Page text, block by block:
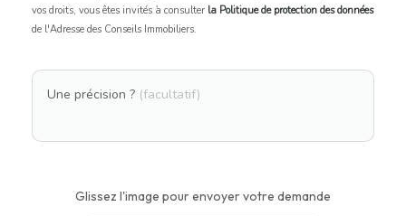
vos droits, vous êtes invités à consulter la Politique de protection des données
de l'Adresse des Conseils Immobiliers.
Une précision ? (facultatif)
Glissez l'image pour envoyer votre demande